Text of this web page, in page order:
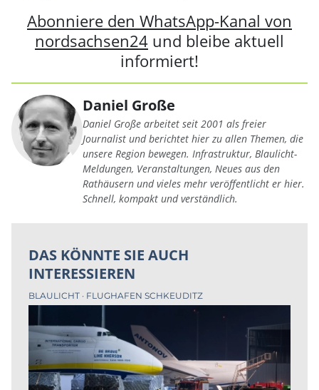
Abonniere den WhatsApp-Kanal von
nordsachsen24 und bleibe aktuell
informiert!
Daniel Große
Daniel Große arbeitet seit 2001 als freier
Journalist und berichtet hier zu allen Themen, die
unsere Region bewegen. Infrastruktur, Blaulicht-
Meldungen, Veranstaltungen, Neues aus den
Rathäusern und vieles mehr veröffentlicht er hier.
Schnell, kompakt und verständlich.
DAS KÖNNTE SIE AUCH
INTERESSIEREN
BLAULICHT FLUGHAFEN SCHKEUDITZ